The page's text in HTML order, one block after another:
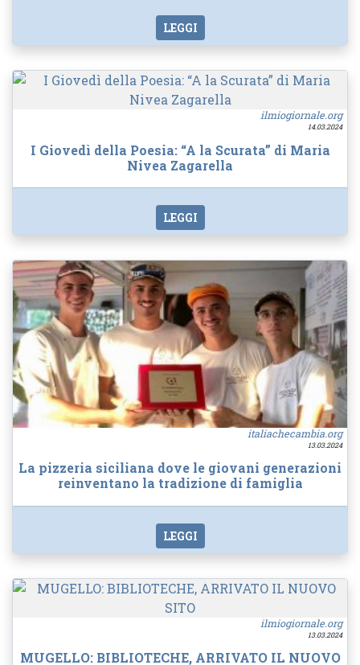
LEGGI
ilmiogiornale.org
14.03.2024
I Giovedì della Poesia: “A la Scurata” di Maria
Nivea Zagarella
LEGGI
italiachecambia.org
13.03.2024
La pizzeria siciliana dove le giovani generazioni
reinventano la tradizione di famiglia
LEGGI
ilmiogiornale.org
13.03.2024
MUGELLO: BIBLIOTECHE, ARRIVATO IL NUOVO